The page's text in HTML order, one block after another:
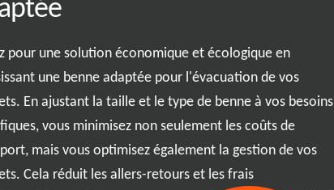
pour une solution économique et écologique en
une benne adaptée pour l'évacuation de vos
En ajustant la taille et le type de benne à vos besoins
vous minimisez non seulement les coûts de
mais vous optimisez également la gestion de vos
Cela réduit les allers-retours et les frais